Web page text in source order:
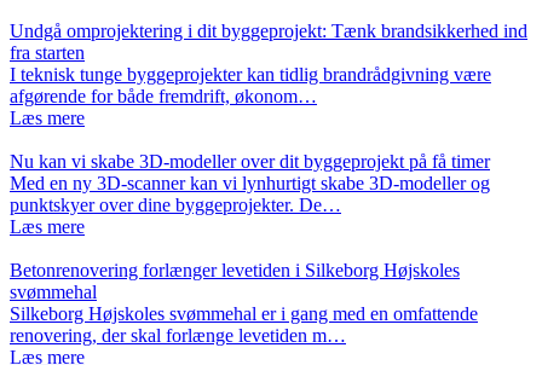
Undgå omprojektering i dit byggeprojekt: Tænk brandsikkerhed ind
fra starten
I teknisk tunge byggeprojekter kan tidlig brandrådgivning være
afgørende for både fremdrift, økonom…
Læs mere
Nu kan vi skabe 3D-modeller over dit byggeprojekt på få timer
Med en ny 3D-scanner kan vi lynhurtigt skabe 3D-modeller og
punktskyer over dine byggeprojekter. De…
Læs mere
Betonrenovering forlænger levetiden i Silkeborg Højskoles
svømmehal
Silkeborg Højskoles svømmehal er i gang med en omfattende
renovering, der skal forlænge levetiden m…
Læs mere